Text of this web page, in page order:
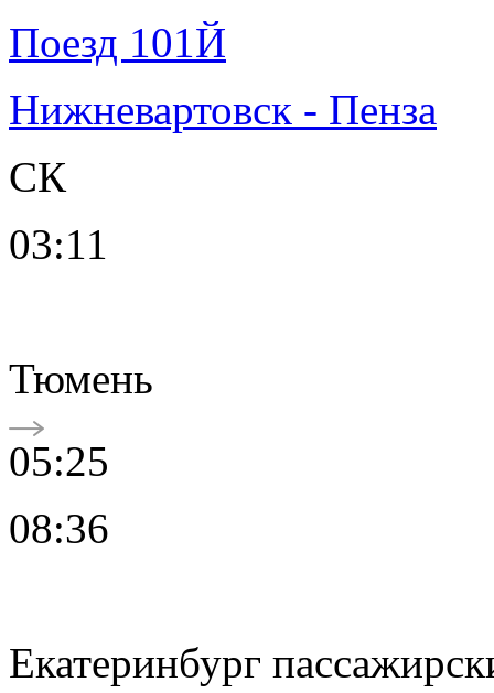
Поезд 101Й
Нижневартовск - Пенза
СК
03:11
Тюмень
05:25
08:36
Екатеринбург